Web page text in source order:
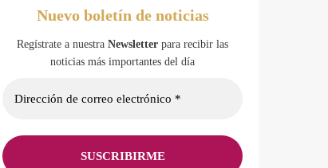
Nuevo boletín de noticias
Regístrate a nuestra Newsletter para recibir las
noticias más importantes del día